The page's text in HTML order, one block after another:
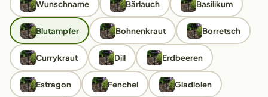
Wunschname Bärlauch Basilikum
Blutampfer Bohnenkraut Borretsch
Currykraut Dill Erdbeeren
Estragon Fenchel Gladiolen